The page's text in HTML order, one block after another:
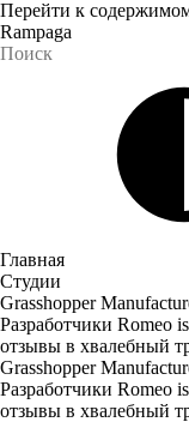
Перейти к
Rampaga
Главная
Студии
Grasshopper
Разработчики Romeo
отзывы в хвалебный
Grasshopper
Разработчики Romeo
отзывы в хвалебный